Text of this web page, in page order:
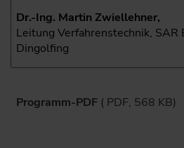
Dr.-Ing. Martin Zwiellehner,
Leitung Verfahrenstechnik, SAR
Dingolfing
Programm-PDF ( PDF, 568 KB)